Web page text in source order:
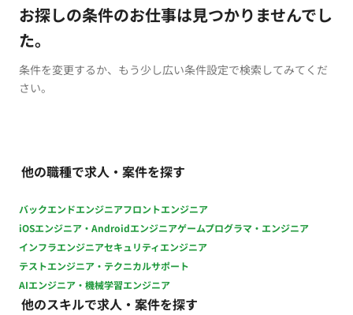
お探しの条件のお仕事は見つかりませんでし
た。
条件を変更するか、もう少し広い条件設定で検索してみてくだ
さい。
他の職種で求人・案件を探す
バックエンドエンジニアフロントエンジニア
iOSエンジニア・Androidエンジニアゲームプログラマ・エンジニア
インフラエンジニアセキュリティエンジニア
テストエンジニア・テクニカルサポート
AIエンジニア・機械学習エンジニア
他のスキルで求人・案件を探す